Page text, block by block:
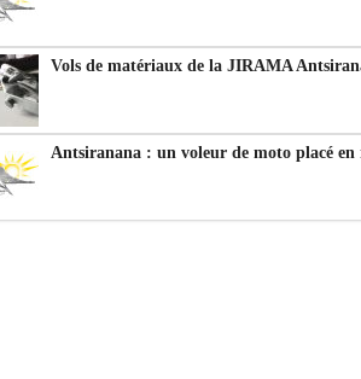
Vols de matériaux de la JIRAMA
Antsiranana : un voleur de moto placé en